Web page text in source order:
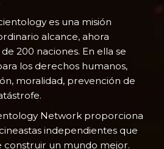
es una misión
alcance, ahora
200 naciones. En ella se
los derechos humanos,
moralidad, prevención de
Network proporciona
independientes que
construir un mundo mejor.